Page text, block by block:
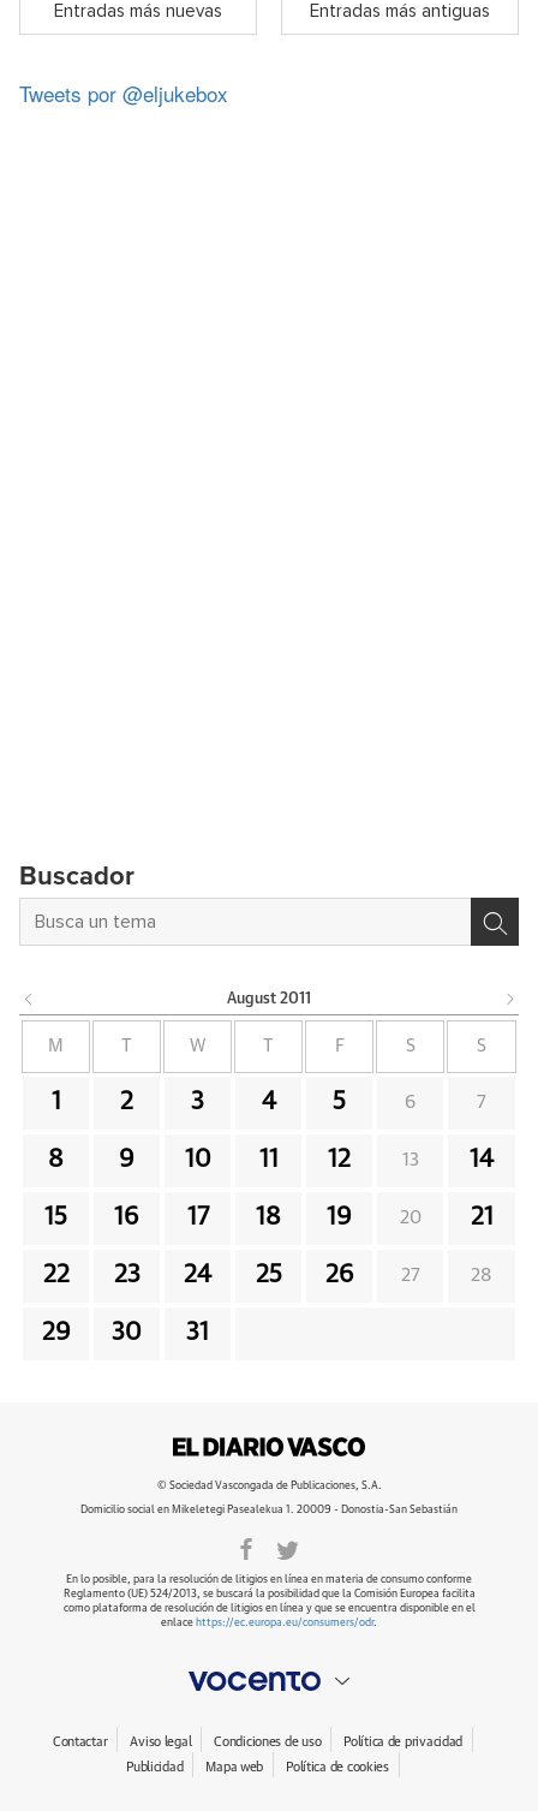
Entradas más nuevas Entradas más antiguas
Tweets por @eljukebox
Buscador
August 2011
M W F S S
1 2 3 4 5 6 7
8 9 10 11 12 13 14
15 16 17 18 19 20 21
22 23 24 25 26 27 28
29 30 31
© Sociedad Vascongada de Publicaciones, S.A.
Domicilio social en Mikeletegi Pasealekua 1. 20009 - Donostia-San Sebastián
En lo posible, para la resolución de litigios en línea en materia de consumo conforme
Reglamento (UE) 524/2013, se buscará la posibilidad que la Comisión Europea facilita
como plataforma de resolución de litigios en línea y que se encuentra disponible en el
enlace https://ec.europa.eu/consumers/odr.
Contactar Aviso legal Condiciones de uso
Política de privacidad
Publicidad
Mapa web Política de cookies